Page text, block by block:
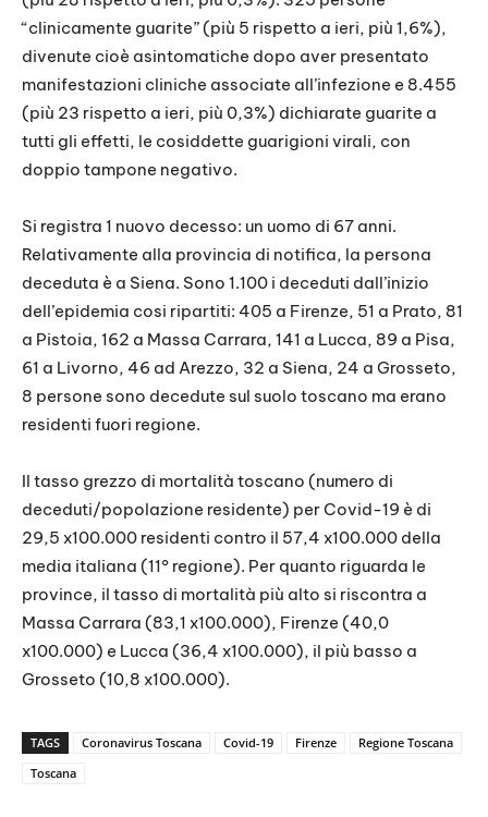
“clinicamente guarite” (più 5 rispetto a ieri, più 1,6%),
divenute cioè asintomatiche dopo aver presentato
manifestazioni cliniche associate all’infezione e 8.455
(più 23 rispetto a ieri, più 0,3%) dichiarate guarite a
tutti gli effetti, le cosiddette guarigioni virali, con
doppio tampone negativo.
Si registra 1 nuovo decesso: un uomo di 67 anni.
Relativamente alla provincia di notifica, la persona
deceduta è a Siena. Sono 1.100 i deceduti dall’inizio
dell’epidemia cosi ripartiti: 405 a Firenze, 51 a Prato, 81
a Pistoia, 162 a Massa Carrara, 141 a Lucca, 89 a Pisa,
61 a Livorno, 46 ad Arezzo, 32 a Siena, 24 a Grosseto,
8 persone sono decedute sul suolo toscano ma erano
residenti fuori regione.
Il tasso grezzo di mortalità toscano (numero di
deceduti/popolazione residente) per Covid-19 è di
29,5 x100.000 residenti contro il 57,4 x100.000 della
media italiana (11° regione). Per quanto riguarda le
province, il tasso di mortalità più alto si riscontra a
Massa Carrara (83,1 x100.000), Firenze (40,0
x100.000) e Lucca (36,4 x100.000), il più basso a
Grosseto (10,8 x100.000).
TAGS Coronavirus Toscana Covid-19 Firenze
Regione Toscana
Toscana